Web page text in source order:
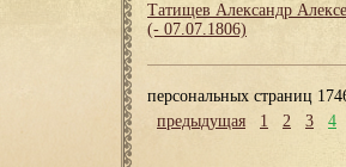
Татищев Александр
(- 07.07.1806)
персональных страниц
предыдущая
1 2 3 4